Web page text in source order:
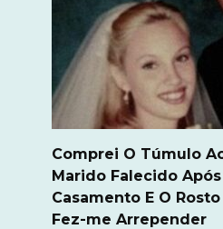
Comprei O Túmulo
Marido Falecido Após
Casamento E O
Fez-me Arrepender